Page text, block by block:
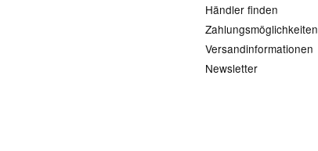
Händler finden
Zahlungsmöglichkeiten
Versandinformationen
Newsletter